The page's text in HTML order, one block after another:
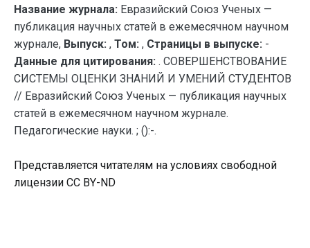
Название журнала: Евразийский Союз Ученых —
публикация научных статей в ежемесячном научном
журнале, Выпуск: , Том: , Страницы в выпуске: -
Данные для цитирования: . СОВЕРШЕНСТВОВАНИЕ
СИСТЕМЫ ОЦЕНКИ ЗНАНИЙ И УМЕНИЙ СТУДЕНТОВ
// Евразийский Союз Ученых — публикация научных
статей в ежемесячном научном журнале.
Педагогические науки. ; ():-.
Представляется читателям на условиях свободной
лицензии CC BY-ND